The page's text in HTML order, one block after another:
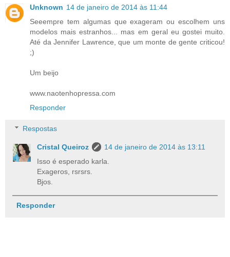
Unknown 14 de janeiro de 2014 às 11:44
Seeempre tem algumas que exageram ou escolhem uns
modelos mais estranhos... mas em geral eu gostei muito.
Até da Jennifer Lawrence, que um monte de gente criticou!
;)
Um beijo
www.naotenhopressa.com
Responder
Respostas
Cristal Queiroz
14 de janeiro de 2014 às 13:11
Isso é esperado karla.
Exageros, rsrsrs.
Bjos.
Responder